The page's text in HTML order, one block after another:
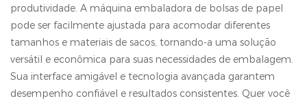
produtividade. A máquina embaladora de bolsas de papel
pode ser facilmente ajustada para acomodar diferentes
tamanhos e materiais de sacos, tornando-a uma solução
versátil e econômica para suas necessidades de embalagem.
Sua interface amigável e tecnologia avançada garantem
desempenho confiável e resultados consistentes. Quer você